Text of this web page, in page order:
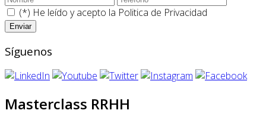
(*) He leído y acepto la Politica de Privacidad
Síguenos
Masterclass RRHH